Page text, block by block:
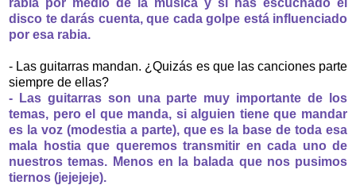
disco te darás cuenta, que cada golpe está influenciado
por esa rabia.
- Las guitarras mandan. ¿Quizás es que las canciones parte
siempre de ellas?
- Las guitarras son una parte muy importante de los
temas, pero el que manda, si alguien tiene que mandar
es la voz (modestia a parte), que es la base de toda esa
mala hostia que queremos transmitir en cada uno de
nuestros temas. Menos en la balada que nos pusimos
tiernos (jejejeje).